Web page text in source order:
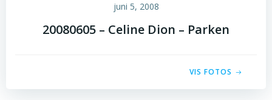
juni 5, 2008
20080605 – Celine Dion – Parken
VIS FOTOS